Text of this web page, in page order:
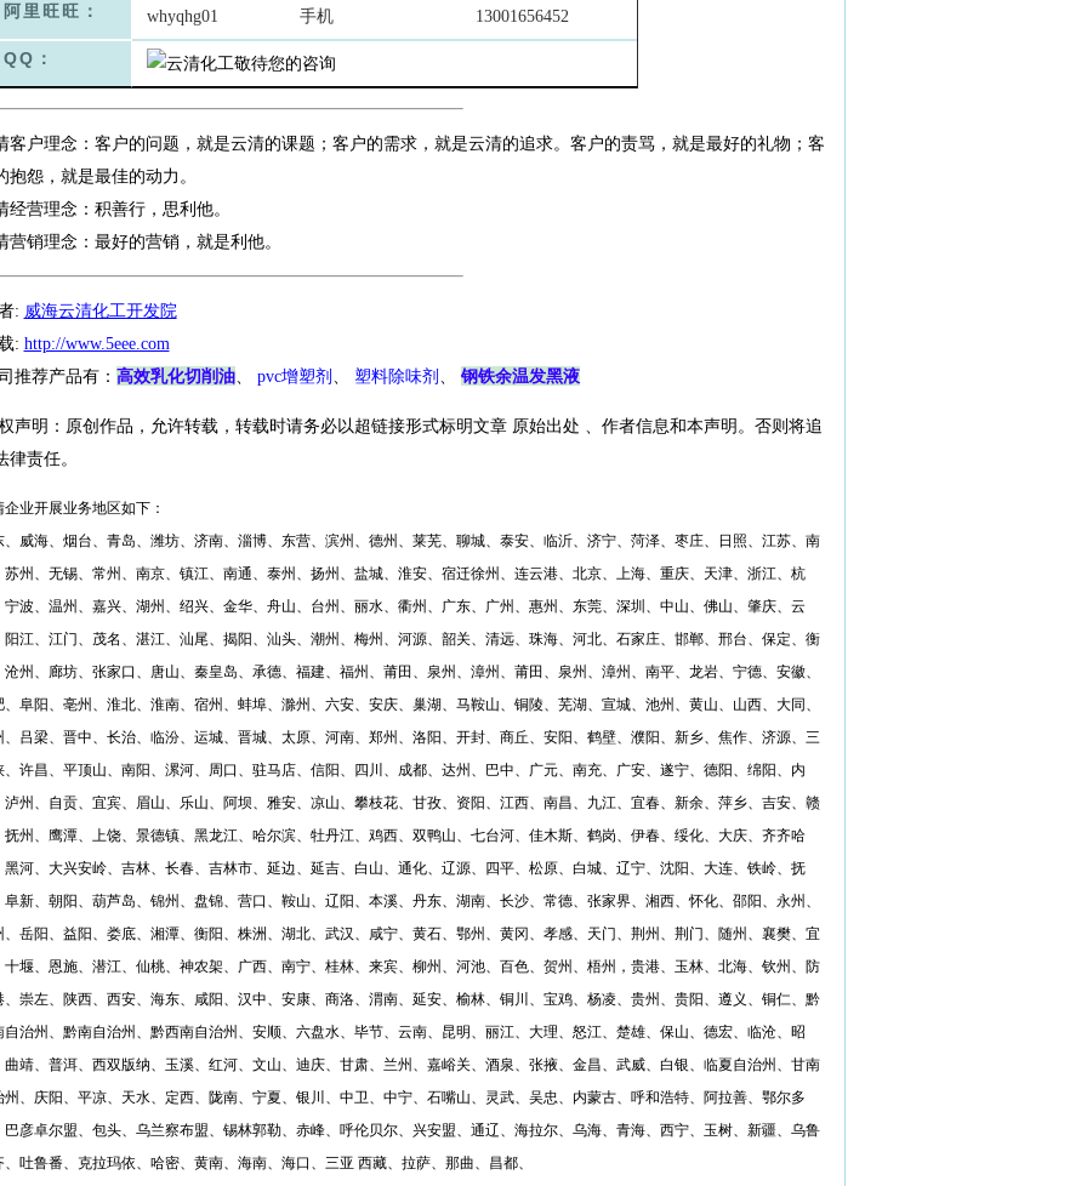
阿里旺旺： whyqhg01 手机 13001656452
QQ：
客户理念：客户的问题，就是云清的课题；客户的需求，就是云清的追求。客户的责骂，就是最好的礼物；客
抱怨，就是最佳的动力。
经营理念：积善行，思利他。
营销理念：最好的营销，就是利他。
: 威海云清化工开发院
: http://www.5eee.com
推荐产品有： 高效乳化切削油、 pvc增塑剂 、 塑料除味剂 、 钢铁余温发黑液
声明：原创作品，允许转载，转载时请务必以超链接形式标明文章 原始出处 、作者信息和本声明。否则将追
律责任。
企业开展业务地区如下：
、威海、烟台、青岛、潍坊、济南、淄博、东营、滨州、德州、莱芜、聊城、泰安、临沂、济宁、菏泽、枣庄、日照、江苏、南
苏州、无锡、常州、南京、镇江、南通、泰州、扬州、盐城、淮安、宿迁徐州、连云港、北京、上海、重庆、天津、浙江、杭
宁波、温州、嘉兴、湖州、绍兴、金华、舟山、台州、丽水、衢州、广东、广州、惠州、东莞、深圳、中山、佛山、肇庆、云
阳江、江门、茂名、湛江、汕尾、揭阳、汕头、潮州、梅州、河源、韶关、清远、珠海、河北、石家庄、邯郸、邢台、保定、衡
沧州、廊坊、张家口、唐山、秦皇岛、承德、福建、福州、莆田、泉州、漳州、莆田、泉州、漳州、南平、龙岩、宁德、安徽、
、阜阳、亳州、淮北、淮南、宿州、蚌埠、滁州、六安、安庆、巢湖、马鞍山、铜陵、芜湖、宣城、池州、黄山、山西、大同、
、吕梁、晋中、长治、临汾、运城、晋城、太原、河南、郑州、洛阳、开封、商丘、安阳、鹤壁、濮阳、新乡、焦作、济源、三
、许昌、平顶山、南阳、漯河、周口、驻马店、信阳、四川、成都、达州、巴中、广元、南充、广安、遂宁、德阳、绵阳、内
泸州、自贡、宜宾、眉山、乐山、阿坝、雅安、凉山、攀枝花、甘孜、资阳、江西、南昌、九江、宜春、新余、萍乡、吉安、赣
抚州、鹰潭、上饶、景德镇、 黑龙江、哈尔滨、牡丹江、鸡西、双鸭山、七台河、佳木斯、鹤岗、伊春、绥化、大庆、齐齐哈
黑河、大兴安岭、吉林、长春、吉林市、延边、延吉、白山、通化、辽源、四平、松原、白城、辽宁、沈阳、大连、铁岭、抚
阜新、朝阳、葫芦岛、锦州、盘锦、营口、鞍山、辽阳、本溪、丹东、湖南、长沙、常德、张家界、湘西、怀化、邵阳、永州、
、岳阳、益阳、娄底、湘潭、衡阳、株洲、湖北、武汉、咸宁、黄石、鄂州、黄冈、孝感、天门、荆州、荆门、随州、襄樊、宜
十堰、恩施、潜江、仙桃、神农架、广西、南宁、桂林、来宾、柳州、河池、百色、贺州、梧州，贵港、玉林、北海、钦州、防
、崇左、陕西、西安、海东、咸阳、汉中、安康、商洛、渭南、延安、榆林、铜川、宝鸡、杨凌、贵州、贵阳、遵义、铜仁、黔
自治州、黔南自治州、黔西南自治州、安顺、六盘水、毕节、云南、昆明、丽江、大理、怒江、楚雄、保山、德宏、临沧、昭
曲靖、普洱、西双版纳、玉溪、红河、文山、迪庆、甘肃、兰州、嘉峪关、酒泉、张掖、金昌、武威、白银、临夏自治州、甘南
州、庆阳、平凉、天水、定西、陇南、宁夏、银川、中卫、中宁、石嘴山、灵武、吴忠、内蒙古、呼和浩特、阿拉善、鄂尔多
巴彦卓尔盟、包头、乌兰察布盟、锡林郭勒、赤峰、呼伦贝尔、兴安盟、通辽、海拉尔、乌海、青海、西宁、玉树、新疆、乌鲁
、吐鲁番、克拉玛依、哈密、黄南、海南、海口、三亚 西藏、拉萨、那曲、昌都、